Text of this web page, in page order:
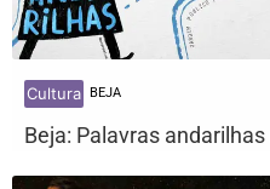
Cultura BEJA
Beja: Palavras